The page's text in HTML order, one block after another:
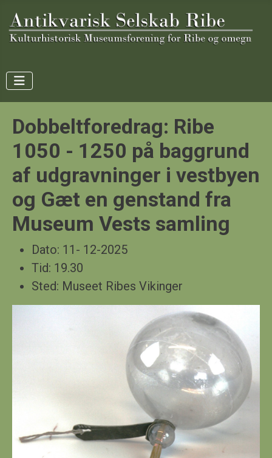
Dobbeltforedrag: Ribe
1050 - 1250 på baggrund
af udgravninger i vestbyen
og Gæt en genstand fra
Museum Vests samling
Dato: 11- 12-2025
Tid: 19.30
Sted: Museet Ribes Vikinger